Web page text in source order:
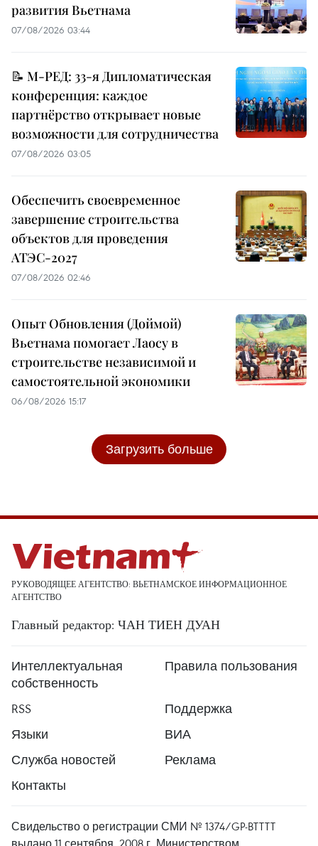
развития Вьетнама
07/08/2026 03:44
📝 М-РЕД: 33-я Дипломатическая
конференция: каждое
партнёрство открывает новые
возможности для сотрудничества
07/08/2026 03:05
Обеспечить своевременное
завершение строительства
объектов для проведения
АТЭС-2027
07/08/2026 02:46
Опыт Обновления (Доймой)
Вьетнама помогает Лаосу в
строительстве независимой и
самостоятельной экономики
06/08/2026 15:17
Загрузить больше
РУКОВОДЯЩЕЕ АГЕНТСТВО: ВЬЕТНАМСКОЕ ИНФОРМАЦИОННОЕ
АГЕНТСТВО
Главный редактор: ЧАН ТИЕН ДУАН
Интеллектуальная
собственность
Правила пользования
RSS
Поддержка
Языки
ВИА
Служба новостей
Реклама
Контакты
Свидельство о регистрации СМИ № 1374/GP-BTTTT
выдано 11 сентября, 2008 г. Министерством